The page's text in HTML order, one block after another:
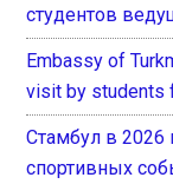
студентов
Embassy of
visit by students
Стамбул в 2026
спортивных